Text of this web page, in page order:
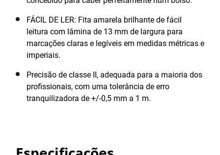
FÁCIL DE LER: Fita amarela brilhante de fácil
leitura com lâmina de 13 mm de largura para
marcações claras e legíveis em medidas métricas e
imperiais.
Precisão de classe II, adequada para a maioria dos
profissionais, com uma tolerância de erro
tranquilizadora de +/-0,5 mm a 1 m.